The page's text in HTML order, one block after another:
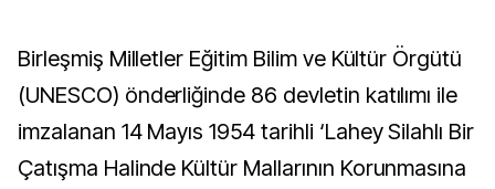
Birleşmiş Milletler Eğitim Bilim ve Kültür Örgütü
(UNESCO) önderliğinde 86 devletin katılımı ile
imzalanan 14 Mayıs 1954 tarihli ‘Lahey Silahlı Bir
Çatışma Halinde Kültür Mallarının Korunmasına